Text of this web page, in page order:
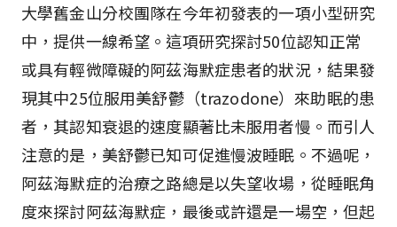
大學舊金山分校團隊在今年初發表的一項小型研究
中，提供一線希望。這項研究探討50位認知正常
或具有輕微障礙的阿茲海默症患者的狀況，結果發
現其中25位服用美舒鬱（trazodone）來助眠的患
者，其認知衰退的速度顯著比未服用者慢。而引人
注意的是，美舒鬱已知可促進慢波睡眠。不過呢，
阿茲海默症的治療之路總是以失望收場，從睡眠角
度來探討阿茲海默症，最後或許還是一場空，但起